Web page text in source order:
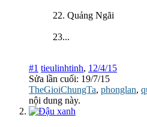
22. Quảng Ngãi
23...
#1 tieulinhtinh, 12/4/15
Sửa lần cuối: 19/7/15
TheGioiChungTa, phonglan,
nội dung này.